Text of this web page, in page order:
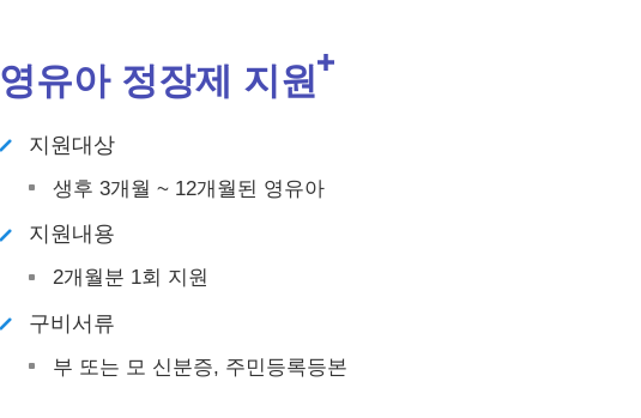
영유아 정장제 지원
지원대상
생후 3개월 ~ 12개월된 영유아
지원내용
2개월분 1회 지원
구비서류
부 또는 모 신분증, 주민등록등본